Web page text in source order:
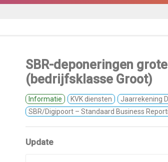
SBR-deponeringen
(bedrijfsklasse Groot)
Informatie KVK diensten
Jaarrekening
SBR/Digipoort – Standaard Business
Update